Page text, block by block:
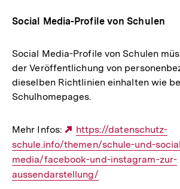
Social Media-Profile von Schulen
Social Media-Profile von Schulen
der Veröffentlichung von
dieselben Richtlinien einhalten wie
Schulhomepages.
Mehr Infos:
Externer
Link:
https://datenschutz-
schule.info/themen/schule-und-
media/facebook-und-instagram-zur-
aussendarstellung/